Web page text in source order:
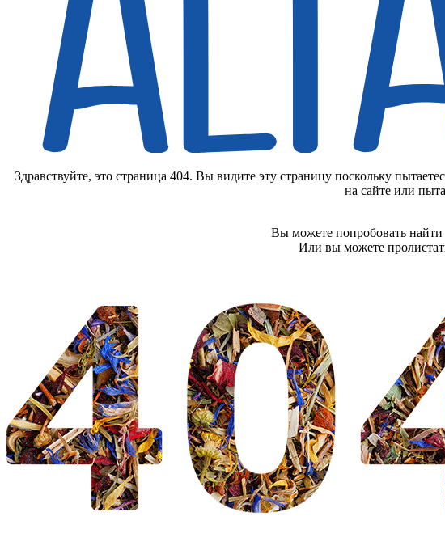
Здравствуйте, это страница 404. Вы видите эту страницу поскольку
на сайте или
Вы можете попробовать
Или вы можете